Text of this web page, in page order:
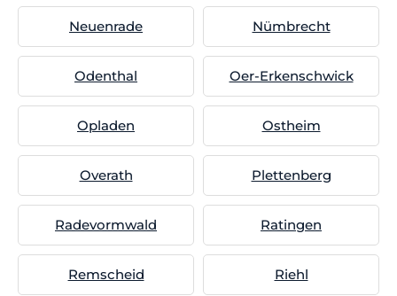
Neuenrade Nümbrecht
Odenthal Oer-Erkenschwick
Opladen Ostheim
Overath Plettenberg
Radevormwald Ratingen
Remscheid Riehl